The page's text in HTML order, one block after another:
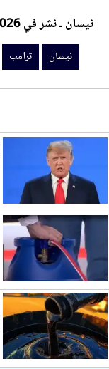
نيسان ـ نشر في 2026-07-08 الساعة 18:25
نيسان ترامب